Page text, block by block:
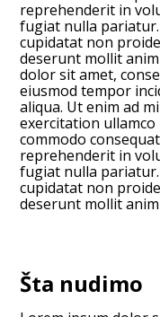
reprehenderit in
fugiat nulla
cupidatat non
deserunt mollit
dolor sit amet,
eiusmod tempor
aliqua. Ut enim ad
exercitation
commodo
reprehenderit in
fugiat nulla
cupidatat non
deserunt mollit
Šta nudimo